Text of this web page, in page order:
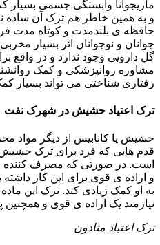
ماریجوانا وابستگی جسمی بسیار
و به همین خاطر هم ترک آن ساده
حافظه ی بلندمدت و کوتاه مدت
جوانان و نوجوانان اثر بسیار
گل دارویی وجود ندارد و در واقع
مشاوره روانپزشکی و کمک
رفتاری شناختی می تواند بسیار
ترک اعتیاد حشیش در شهرک نفت
حشیش یا کانابیس از دیگر مواد
قدم هایی که فرد برای ترک حشیش
است. در صورتی که مصرف کننده
و اراده ی قوی برای این کار داشته
به او کمک زیادی کند. ترک این
نیازمند یک اراده ی قوی و همچنین
ترک اعتیاد متادون